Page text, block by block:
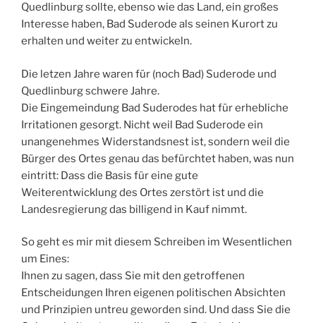
Quedlinburg sollte, ebenso wie das Land, ein großes
Interesse haben, Bad Suderode als seinen Kurort zu
erhalten und weiter zu entwickeln.
Die letzen Jahre waren für (noch Bad) Suderode und
Quedlinburg schwere Jahre.
Die Eingemeindung Bad Suderodes hat für erhebliche
Irritationen gesorgt. Nicht weil Bad Suderode ein
unangenehmes Widerstandsnest ist, sondern weil die
Bürger des Ortes genau das befürchtet haben, was nun
eintritt: Dass die Basis für eine gute
Weiterentwicklung des Ortes zerstört ist und die
Landesregierung das billigend in Kauf nimmt.
So geht es mir mit diesem Schreiben im Wesentlichen
um Eines:
Ihnen zu sagen, dass Sie mit den getroffenen
Entscheidungen Ihren eigenen politischen Absichten
und Prinzipien untreu geworden sind. Und dass Sie die